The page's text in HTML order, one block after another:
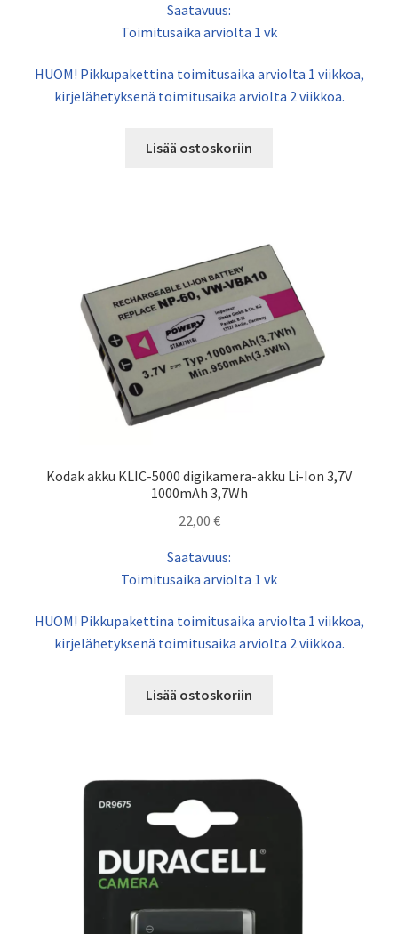
Saatavuus:
Toimitusaika arviolta 1 vk
HUOM! Pikkupakettina toimitusaika arviolta 1 viikkoa,
kirjelähetyksenä toimitusaika arviolta 2 viikkoa.
Lisää ostoskoriin
Kodak akku KLIC-5000 digikamera-akku Li-Ion 3,7V
1000mAh 3,7Wh
22,00 €
Saatavuus:
Toimitusaika arviolta 1 vk
HUOM! Pikkupakettina toimitusaika arviolta 1 viikkoa,
kirjelähetyksenä toimitusaika arviolta 2 viikkoa.
Lisää ostoskoriin